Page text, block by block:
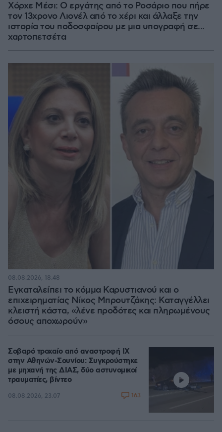
Χόρχε Μέσι: Ο εργάτης από το Ροσάριο που πήρε
τον 13χρονο Λιονέλ από το χέρι και άλλαξε την
ιστορία του ποδοσφαίρου με μια υπογραφή σε...
χαρτοπετσέτα
Εγκαταλείπει το κόμμα Καρυστιανού και ο
επιχειρηματίας Νίκος Μπρουτζάκης: Καταγγέλλει
κλειστή κάστα, «λένε προδότες και πληρωμένους
όσους αποχωρούν»
08.08.2026, 18:48
Σοβαρό τροχαίο από αναστροφή ΙΧ
στην Αθηνών-Σουνίου: Συγκρούστηκε
με μηχανή της ΔΙΑΣ, δύο αστυνομικοί
τραυματίες, βίντεο
08.08.2026, 23:07 163